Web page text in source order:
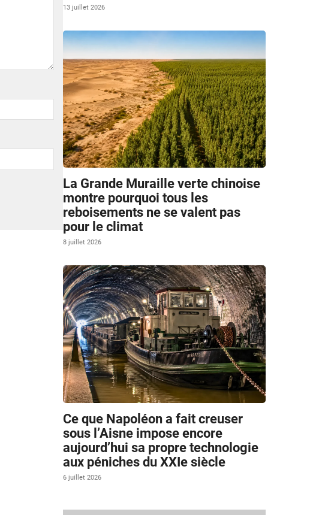
13 juillet 2026
La Grande Muraille verte chinoise
montre pourquoi tous les
reboisements ne se valent pas
pour le climat
8 juillet 2026
Ce que Napoléon a fait creuser
sous l’Aisne impose encore
aujourd’hui sa propre technologie
aux péniches du XXIe siècle
6 juillet 2026